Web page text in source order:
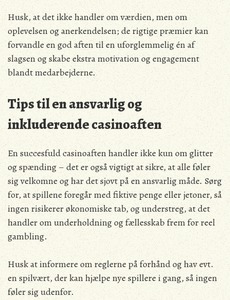
Husk, at det ikke handler om værdien, men om
oplevelsen og anerkendelsen; de rigtige præmier kan
forvandle en god aften til en uforglemmelig én af
slagsen og skabe ekstra motivation og engagement
blandt medarbejderne.
Tips til en ansvarlig og
inkluderende casinoaften
En succesfuld casinoaften handler ikke kun om glitter
og spænding – det er også vigtigt at sikre, at alle føler
sig velkomne og har det sjovt på en ansvarlig måde. Sørg
for, at spillene foregår med fiktive penge eller jetoner, så
ingen risikerer økonomiske tab, og understreg, at det
handler om underholdning og fællesskab frem for reel
gambling.
Husk at informere om reglerne på forhånd og hav evt.
en spilvært, der kan hjælpe nye spillere i gang, så ingen
føler sig udenfor.